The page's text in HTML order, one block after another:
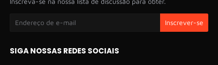
SIGA NOSSAS REDES SOCIAIS